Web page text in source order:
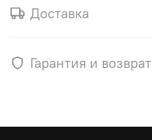
Доставка
Гарантия и возврат